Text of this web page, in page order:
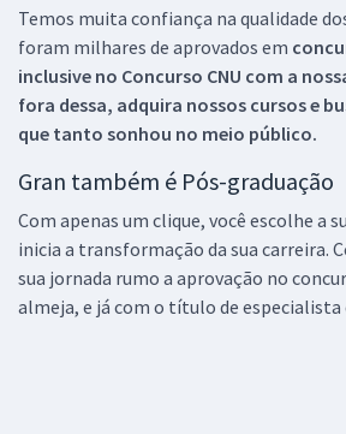
Temos muita confiança na qualidade
foram milhares de aprovados em
inclusive no Concurso CNU com a
fora dessa, adquira nossos cursos e
que tanto sonhou no meio público.
Gran também é Pós-graduação
Com apenas um clique, você escolhe a
inicia a transformação da sua carreira.
sua jornada rumo a aprovação no
almeja, e já com o título de especialista